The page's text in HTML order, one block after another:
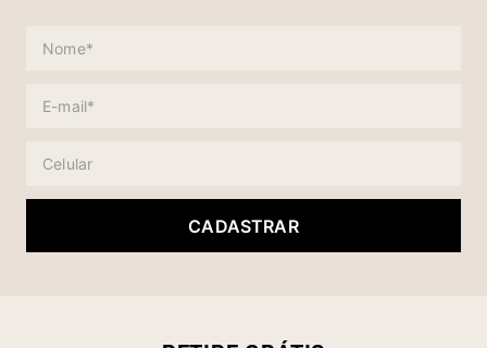
CADASTRAR